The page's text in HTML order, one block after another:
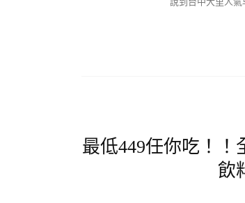
最低449任你吃！！
飲